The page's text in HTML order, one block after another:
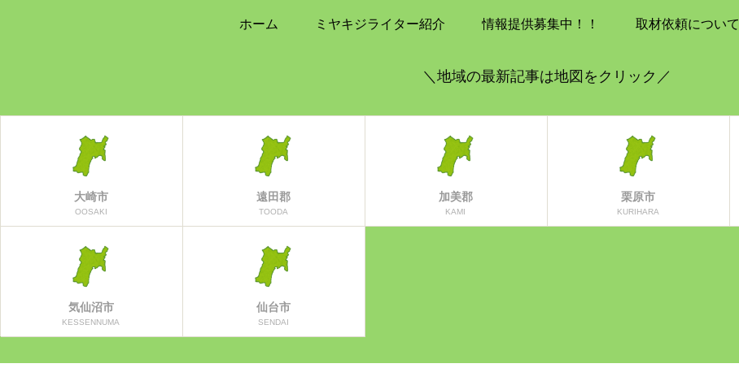
ホーム ミヤキジライター紹介 情報提供募集中！！ 取材依頼について
＼地域の最新記事は地図をクリック／
大崎市
OOSAKI
遠田郡
TOODA
加美郡
KAMI
栗原市
KURIHARA
気仙沼市
KESSENNUMA
仙台市
SENDAI